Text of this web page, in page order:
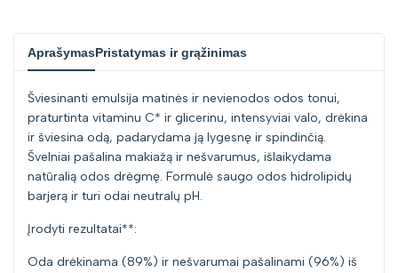
kiekį
prekei
{{
product
}}"
kiekį
prekei
{{
product
}}"
AprašymasPristatymas ir grąžinimas
Šviesinanti emulsija matinės ir nevienodos odos tonui,
praturtinta vitaminu C* ir glicerinu, intensyviai valo, drėkina
ir šviesina odą, padarydama ją lygesnę ir spindinčią.
Švelniai pašalina makiažą ir nešvarumus, išlaikydama
natūralią odos drėgmę. Formulė saugo odos hidrolipidų
barjerą ir turi odai neutralų pH.
Įrodyti rezultatai**:
Oda drėkinama (89%) ir nešvarumai pašalinami (96%) iš